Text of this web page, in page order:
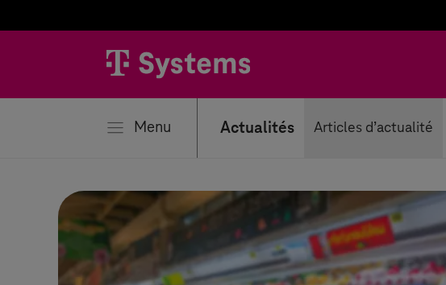
Menu Actualités Articles d’actualité